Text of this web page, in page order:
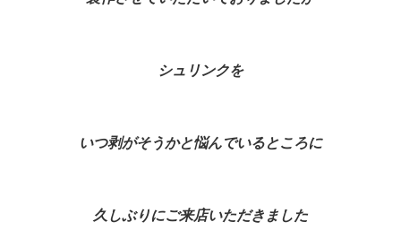
シュリンクを
いつ剥がそうかと悩んでいるところに
久しぶりにご来店いただきました